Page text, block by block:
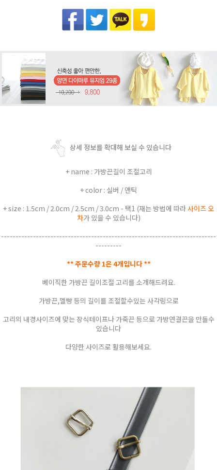
상세 정보를 확대해 보실 수 있습니다
+ name : 가방끈길이 조절고리
+ color : 실버 / 앤틱
+ size : 1.5cm / 2.0cm / 2.5cm / 3.0cm - 택1 (재는 방법에 따라사이즈 오
차가 있을 수 있습니다)
--------------------------------------------------------------------------
---------
** 주문수량 1은 4개입니다 **
베이직한 가방끈 길이조절 고리를 소개해드려요.
가방끈,멜빵 등의 길이를 조절할수있는 사각링으로
고리의 내경사이즈에 맞는 장식테이프나 가죽끈 등으로 가방연결끈을 만들수
있습니다
다양한 사이즈로 활용해보세요.